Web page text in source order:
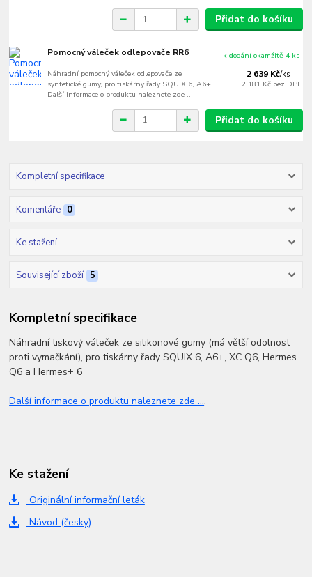
Přidat do košíku
Pomocný váleček odlepovače RR6
Náhradní pomocný váleček odlepovače ze
syntetické gumy, pro tiskárny řady SQUIX 6, A6+
Další informace o produktu naleznete zde ....
2 639 Kč/ks
2 181 Kč bez DPH
k dodání okamžitě 4 ks
Přidat do košíku
Kompletní specifikace
Komentáře 0
Ke stažení
Související zboží 5
Kompletní specifikace
Náhradní tiskový váleček ze silikonové gumy (má větší odolnost
proti vymačkání), pro tiskárny řady SQUIX 6, A6+, XC Q6, Hermes
Q6 a Hermes+ 6
Další informace o produktu naleznete zde ....
Ke stažení
Originální informační leták
Návod (česky)